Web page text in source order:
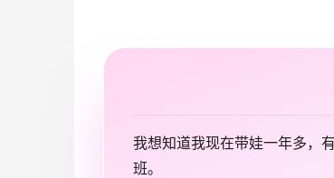
我想知道我现在带娃一年多，
班。